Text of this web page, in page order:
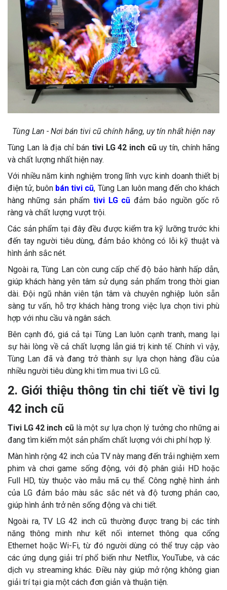
Tùng Lan - Nơi bán tivi cũ chính hãng, uy tín nhất hiện nay
Tùng Lan là địa chỉ bán tivi LG 42 inch cũ uy tín, chính hãng
và chất lượng nhất hiện nay.
Với nhiều năm kinh nghiệm trong lĩnh vực kinh doanh thiết bị
điện tử, buôn bán tivi cũ, Tùng Lan luôn mang đến cho khách
hàng những sản phẩm tivi LG cũ đảm bảo nguồn gốc rõ
ràng và chất lượng vượt trội.
Các sản phẩm tại đây đều được kiểm tra kỹ lưỡng trước khi
đến tay người tiêu dùng, đảm bảo không có lỗi kỹ thuật và
hình ảnh sắc nét.
Ngoài ra, Tùng Lan còn cung cấp chế độ bảo hành hấp dẫn,
giúp khách hàng yên tâm sử dụng sản phẩm trong thời gian
dài. Đội ngũ nhân viên tận tâm và chuyên nghiệp luôn sẵn
sàng tư vấn, hỗ trợ khách hàng trong việc lựa chọn tivi phù
hợp với nhu cầu và ngân sách.
Bên cạnh đó, giá cả tại Tùng Lan luôn cạnh tranh, mang lại
sự hài lòng về cả chất lượng lẫn giá trị kinh tế. Chính vì vậy,
Tùng Lan đã và đang trở thành sự lựa chọn hàng đầu của
nhiều người tiêu dùng khi tìm mua tivi LG cũ.
2. Giới thiệu thông tin chi tiết về tivi lg
42 inch cũ
Tivi LG 42 inch cũ là một sự lựa chọn lý tưởng cho những ai
đang tìm kiếm một sản phẩm chất lượng với chi phí hợp lý.
Màn hình rộng 42 inch của TV này mang đến trải nghiệm xem
phim và chơi game sống động, với độ phân giải HD hoặc
Full HD, tùy thuộc vào mẫu mã cụ thể. Công nghệ hình ảnh
của LG đảm bảo màu sắc sắc nét và độ tương phản cao,
giúp hình ảnh trở nên sống động và chi tiết.
Ngoài ra, TV LG 42 inch cũ thường được trang bị các tính
năng thông minh như kết nối internet thông qua cổng
Ethernet hoặc Wi-Fi, từ đó người dùng có thể truy cập vào
các ứng dụng giải trí phổ biến như Netflix, YouTube, và các
dịch vụ streaming khác. Điều này giúp mở rộng không gian
giải trí tại gia một cách đơn giản và thuận tiện.